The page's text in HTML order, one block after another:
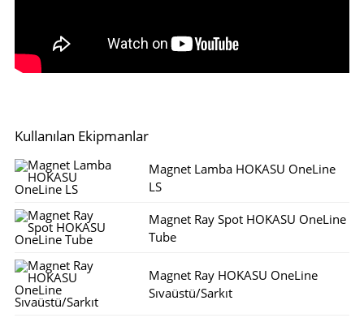
Kullanılan Ekipmanlar
Magnet Lamba HOKASU OneLine
LS
Magnet Ray Spot HOKASU OneLine
Tube
Magnet Ray HOKASU OneLine
Sıvaüstü/Sarkıt